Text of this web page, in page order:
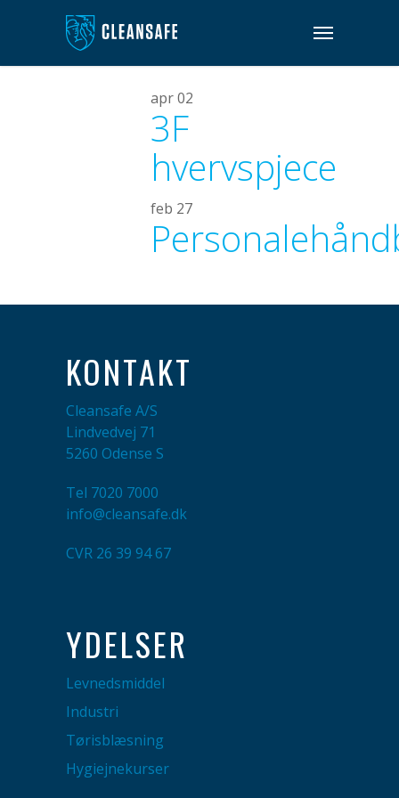
apr02
3F
hvervspjece
feb 27
KONTAKT
Cleansafe A/S
Lindvedvej 71
5260 Odense S
Tel 7020 7000
info@cleansafe.dk
CVR 26 39 94 67
YDELSER
Levnedsmiddel
Industri
Tørisblæsning
Hygiejnekurser